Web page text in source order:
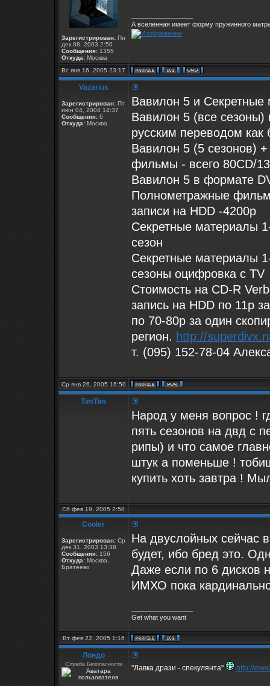
Зарегистрирован: Пн
дек 08, 2003 2:50
Сообщения: 1355
Откуда: Москва
А вселенная имеет форму пружинного
Вс янв 16, 2005 23:17
Vazarius
Зарегистрирован: Пт
июн 04, 2004 14:37
Сообщения: 6
Откуда: Москва
Вавилон 5 и Секретные
Вавилон 5 (все сезоны)
русским переводом
Вавилон 5 (5 сезонов)
фильмы - всего 80CD/
Вавилон 5 в формате
Полнометражные
записи на HDD -4200р
Секретные материалы
сезон
Секретные материалы
сезоны оцифровка с TV
Стоимость на CD-R
запись на HDD по 11р
по 70-80р за один
регион. http://
т. (095) 152-78-04
Ср янв 26, 2005 16:50
TimTim
Народ у меня вопрос !
пять сезонов на двд с
рипы) и что самое
штук а поменьше !
купить хоть завтра !
Сб фев 19, 2005 2:50
Cooler
Зарегистрирован: Ср
дек 31, 2003 13:38
Сообщения: 156
Откуда: Москва,
Братеево
На двуслойных сейчас
будет, ибо бред это.
Даже если по 6 дисков
ИМХО пока
Get what you want
Вт фев 22, 2005 1:16
Лондо
Служба Безопасности "Лавка дрази - спекулянта" http://